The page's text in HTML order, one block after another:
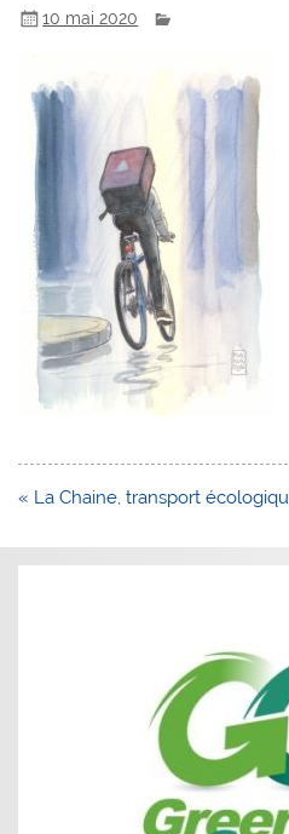
10 mai 2020
Navigation
l’article
« La Chaine, transport